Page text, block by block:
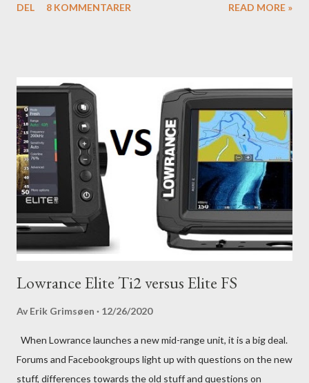
DEL 8 KOMMENTARER READ MORE »
Lowrance Elite Ti2 versus Elite FS
Av Erik Grimsøen 12/26/2020
When Lowrance launches a new mid-range unit, it is a big deal.
Forums and Facebookgroups light up with questions on the new
stuff, differences towards the old stuff and questions on